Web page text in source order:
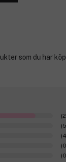
som du har